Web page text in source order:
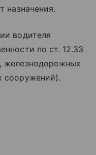
назначения.
водителя
по ст. 12.33
железнодорожных
сооружений).